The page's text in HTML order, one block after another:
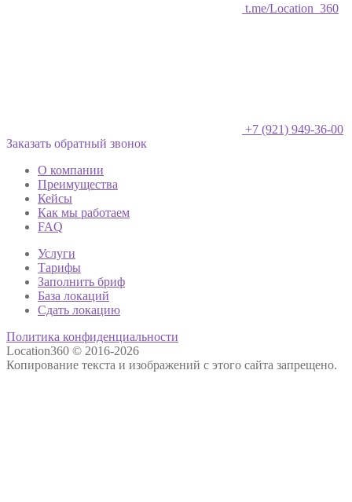
t.me/Location_360
+7 (921) 949-36-00
Заказать обратный звонок
О компании
Преимущества
Кейсы
Как мы работаем
FAQ
Услуги
Тарифы
Заполнить бриф
База локаций
Сдать локацию
Политика конфиденциальности
Location360 © 2016-2026
Копирование текста и изображений с этого сайта запрещено.